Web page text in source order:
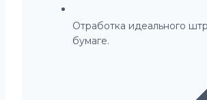
Отработка идеального
бумаге.